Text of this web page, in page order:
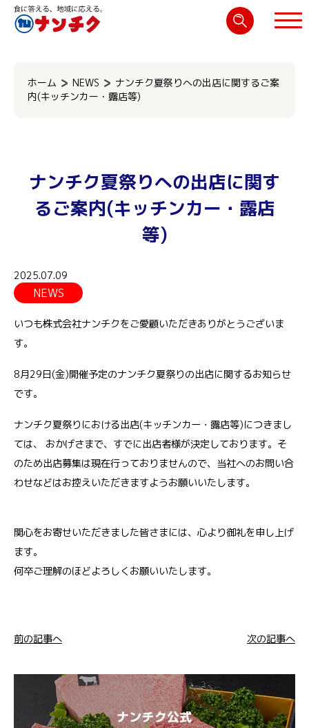
ホーム NEWS
ナンチク夏祭りへの出店に関するご案
内(キッチンカー・露店等)
ナンチク夏祭りへの出店に関す
るご案内(キッチンカー・露店
等)
2025.07.09
NEWS
いつも株式会社ナンチクをご愛顧いただきありがとうございま
す。
8月29日(金)開催予定のナンチク夏祭りの出店に関するお知らせ
です。
ナンチク夏祭りにおける出店(キッチンカー・露店等)につきまし
ては、 おかげさまで、すでに出店者様が決定しております。そ
のため出店募集は現在行っておりませんので、当社へのお問い合
わせなどはお控えいただきますようお願いいたします。
関心をお寄せいただきました皆さまには、心より御礼を申し上げ
ます。
何卒ご理解のほどよろしくお願いいたします。
前の記事へ 次の記事へ